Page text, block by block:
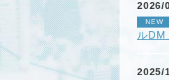
2026/
NEW
ルDM
2025/